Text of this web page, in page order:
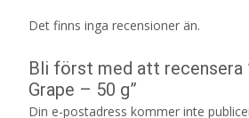
Det finns inga recensioner än.
Bli först med att recensera
Grape – 50 g”
Din e-postadress kommer inte